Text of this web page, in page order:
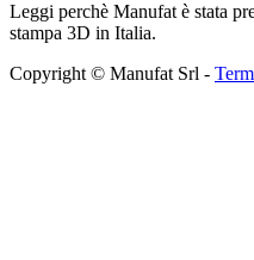
Leggi perchè Manufat è stata
stampa 3D in Italia.
Copyright © Manufat Srl -